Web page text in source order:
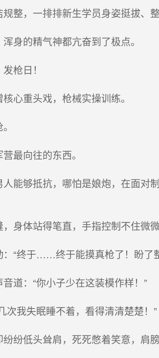
整，一排排新生学员身姿挺拔、整
身的精气神都亢奋到了极点。
枪日！
心重头戏，枪械实操训练。
最向往的东西。
能够抵抗，哪怕是娘炮，在面对
体站得笔直，手指控制不住微微
“终于……终于能摸真枪了！盼了
道：“你小子少在这装模作样！”
我失眠睡不着，看得清清楚楚！”
纷低头耸肩，死死憋着笑意，肩膀